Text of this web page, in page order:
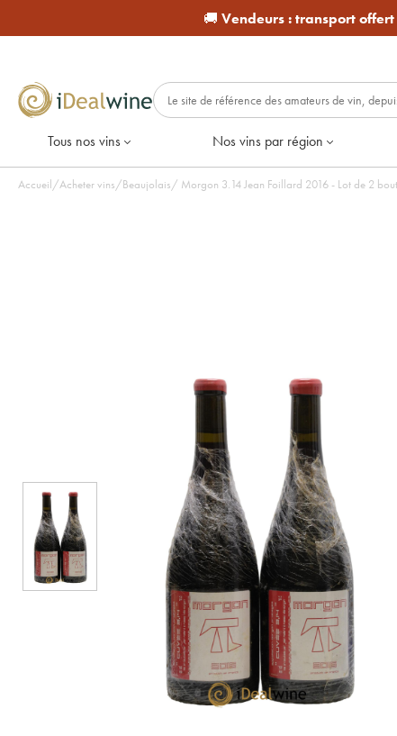
🚚 Vendeurs :transport offert
Tous nos vins Nos vins par région
Accueil/Acheter vins/Beaujolais/ Morgon 3.14 Jean Foillard 2016 - Lot de 2